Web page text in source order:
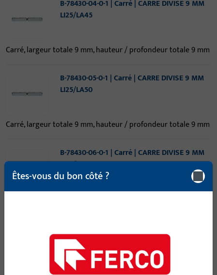
B-78430-04-0-1 | Carré | CARRE DIVISE 9 MM
LI25/LA45
Carré, largeur totale 9 mm, hauteur / profondeur totale 9 mm
B-78430-05-0-1 | Carré | CARRE DIVISE 9 MM
LI25/LA50
Carré, largeur totale 9 mm, hauteur / profondeur totale 9 mm
B-78430-06-0-1 | Carré | CARRE DIVISE 9 MM
LI25/LA55
LI25/LA60
Êtes-vous du bon côté ?